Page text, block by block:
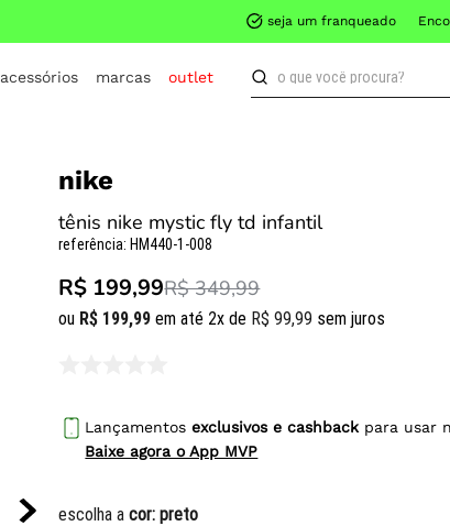
seja um franqueado
acessórios marcas outlet
o que você procura?
nike
tênis nike mystic fly td infantil
referência:HM440-1-008
R$ 199,99R$ 349,99
ou R$ 199,99 em até 2x de R$ 99,99 sem juros
Lançamentosexclusivos e cashback para usar
Baixe agora o App MVP
escolha acor:preto